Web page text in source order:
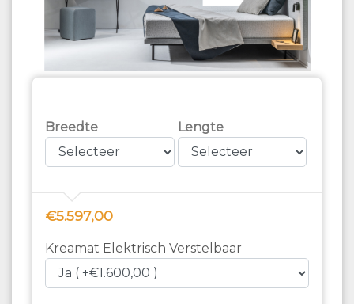
Breedte Lengte
€5.597,00
Kreamat Elektrisch Verstelbaar